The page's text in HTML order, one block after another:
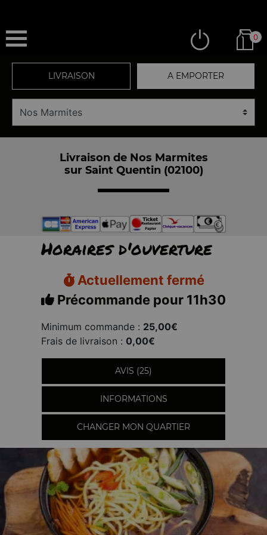
0
LIVRAISON A EMPORTER
Livraison de Nos Marmites
sur Saint Quentin (02100)
Horaires d'ouverture
Actuellement fermé
Précommande pour 11h30
Minimum commande : 25,00€
Frais de livraison : 0,00€
AVIS (25)
INFORMATIONS
CHANGER MON QUARTIER